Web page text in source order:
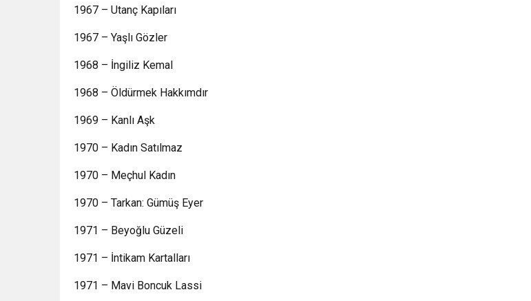
1967 – Utanç Kapıları
1967 – Yaşlı Gözler
1968 – İngiliz Kemal
1968 – Öldürmek Hakkımdır
1969 – Kanlı Aşk
1970 – Kadın Satılmaz
1970 – Meçhul Kadın
1970 – Tarkan: Gümüş Eyer
1971 – Beyoğlu Güzeli
1971 – İntikam Kartalları
1971 – Mavi Boncuk Lassi